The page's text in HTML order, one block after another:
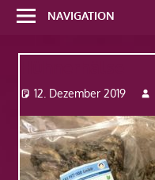
weitere
Website
NAVIGATION
12. Dezember 2019